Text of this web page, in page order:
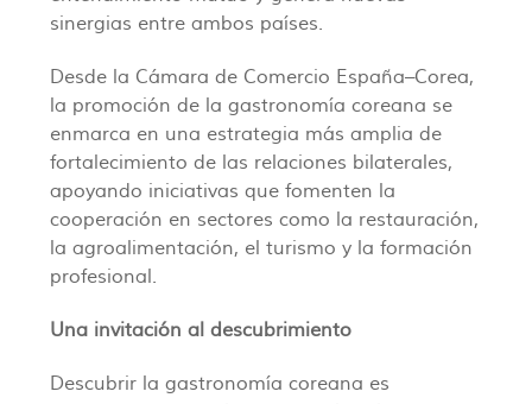
sinergias entre ambos países.
Desde la Cámara de Comercio España–Corea,
la promoción de la gastronomía coreana se
enmarca en una estrategia más amplia de
fortalecimiento de las relaciones bilaterales,
apoyando iniciativas que fomenten la
cooperación en sectores como la restauración,
la agroalimentación, el turismo y la formación
profesional.
Una invitación al descubrimiento
Descubrir la gastronomía coreana es